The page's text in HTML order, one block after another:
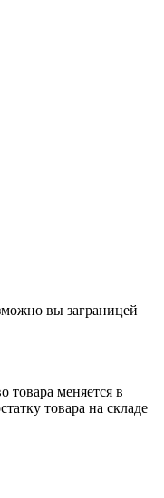
вы заграницей
товара меняется в
товара на складе